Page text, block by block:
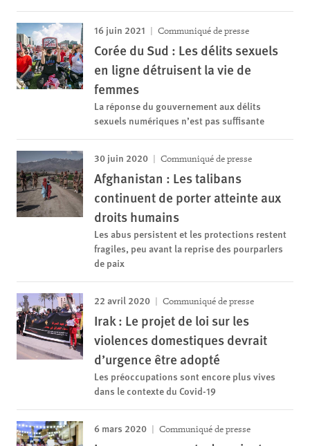
16 juin 2021 Communiqué de presse
Corée du Sud : Les délits sexuels
en ligne détruisent la vie de
femmes
La réponse du gouvernement aux délits
sexuels numériques n’est pas suffisante
30 juin 2020 Communiqué de presse
Afghanistan : Les talibans
continuent de porter atteinte aux
droits humains
Les abus persistent et les protections restent
fragiles, peu avant la reprise des pourparlers
de paix
22 avril 2020 Communiqué de presse
Irak : Le projet de loi sur les
violences domestiques devrait
d’urgence être adopté
Les préoccupations sont encore plus vives
dans le contexte du Covid-19
6 mars 2020 Communiqué de presse